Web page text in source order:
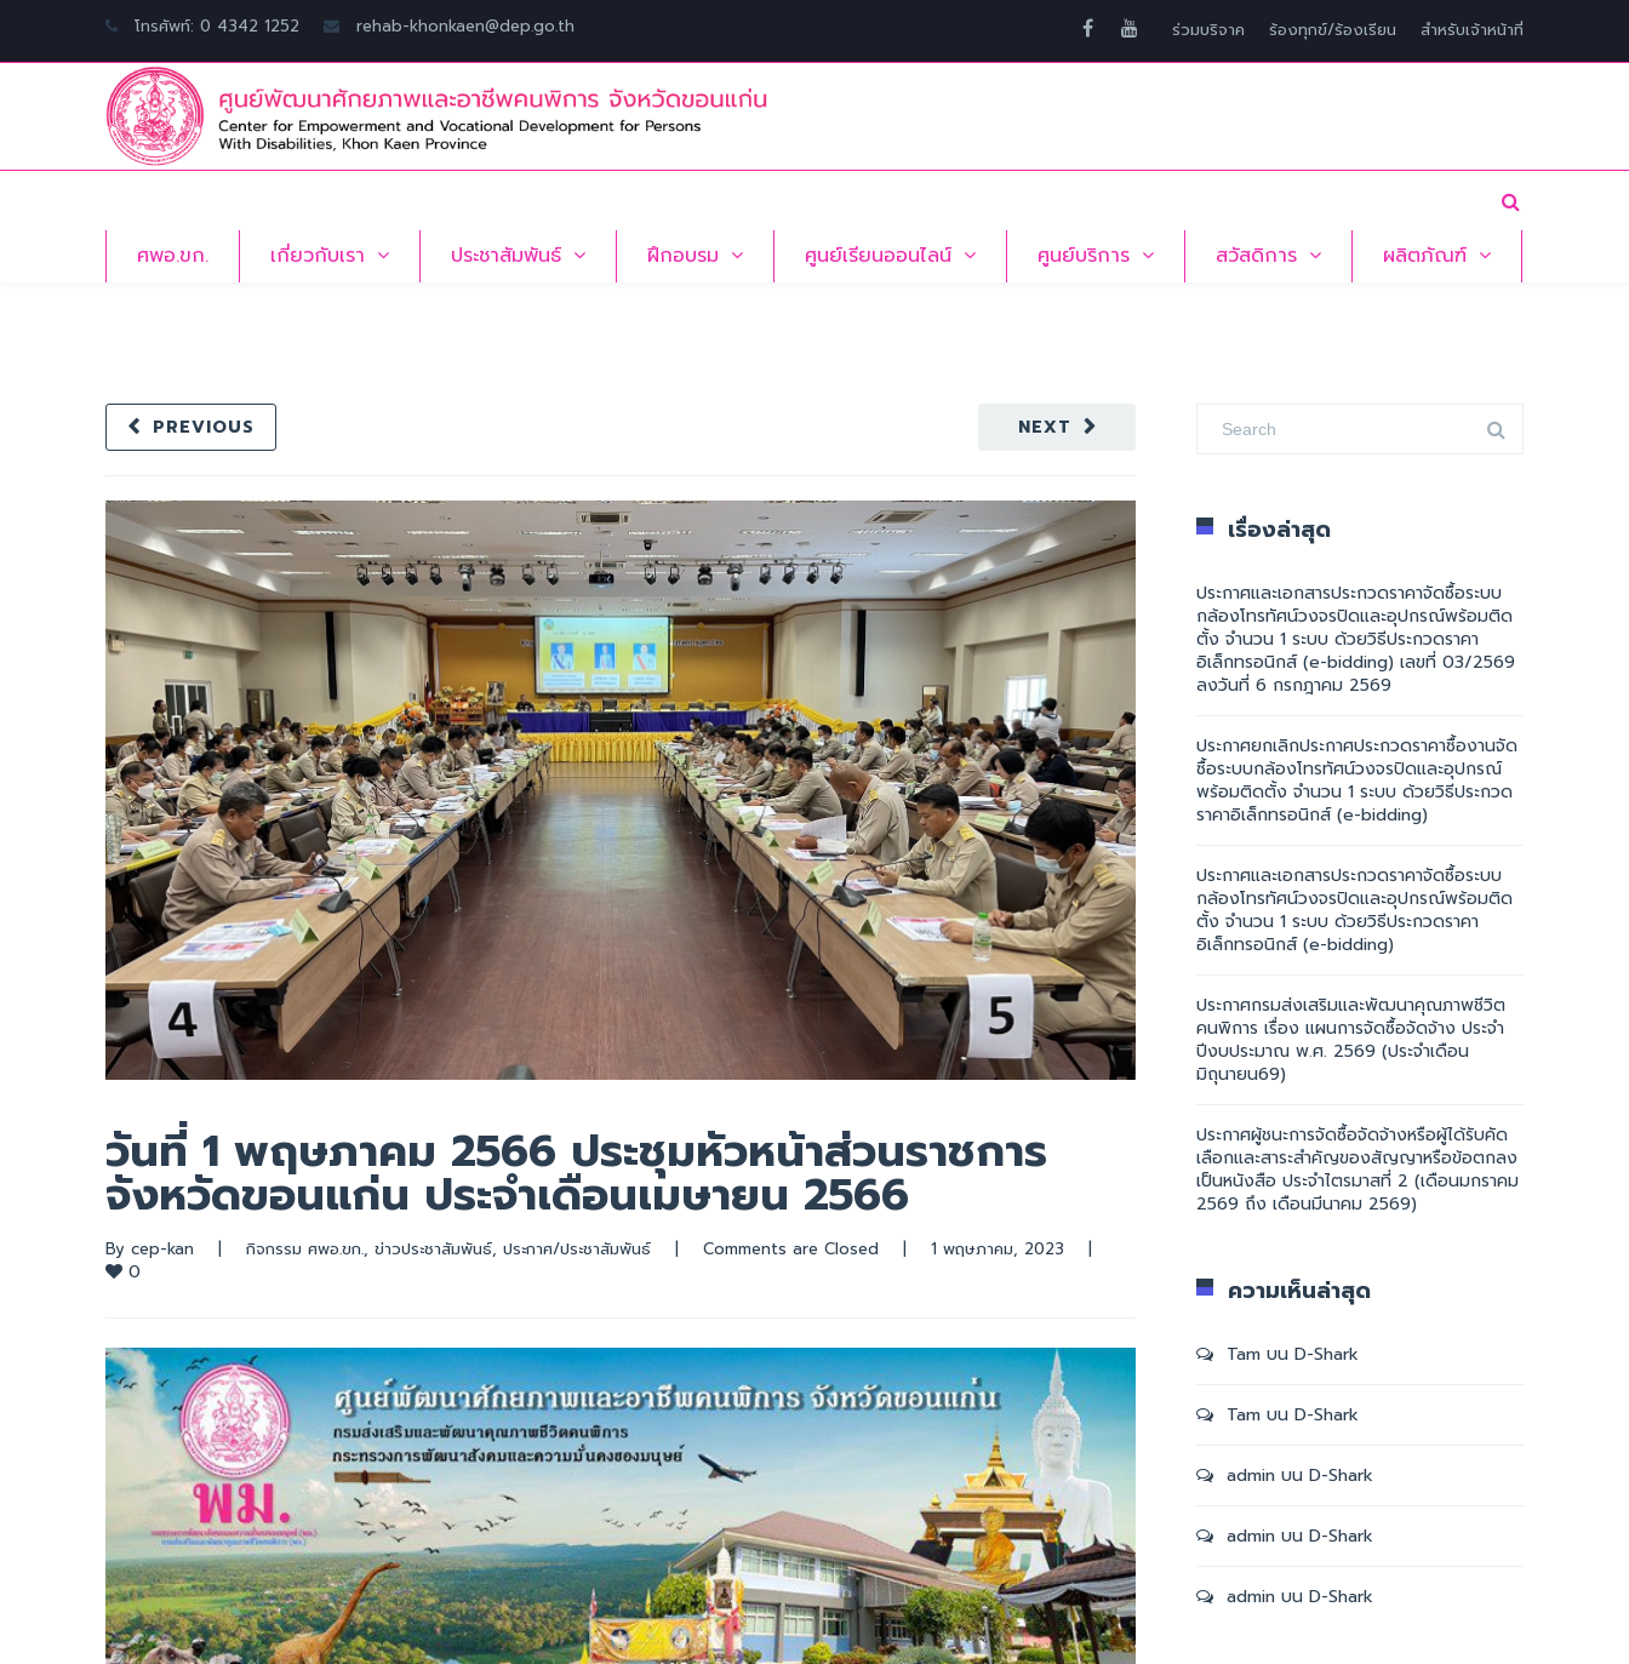
โทรศัพท์: 0 4342 1252 rehab-khonkaen@dep.go.th ร่วมบริจาค ร้องทุกข์/ร้องเรียน สำหรับเจ้าหน้าที่
ศพอ.ขก. เกี่ยวกับเรา ประชาสัมพันธ์ ฝึกอบรม ศูนย์เรียนออนไลน์ ศูนย์บริการ สวัสดิการ ผลิตภัณฑ์
NEXT
PREVIOUS
วันที่ 1 พฤษภาคม 2566 ประชุมหัวหน้าส่วนราชการ
จังหวัดขอนแก่น ประจำเดือนเมษายน 2566
By cep-kan | กิจกรรม ศพอ.ขก., ข่าวประชาสัมพันธ์, ประกาศ/ประชาสัมพันธ์ | Comments are Closed | 1 พฤษภาคม, 2023 |
0
เรื่องล่าสุด
ประกาศและเอกสารประกวดราคาจัดซื้อระบบ
กล้องโทรทัศน์วงจรปิดและอุปกรณ์พร้อมติด
ตั้ง จำนวน 1 ระบบ ด้วยวิธีประกวดราคา
อิเล็กทรอนิกส์ (e-bidding) เลขที่ 03/2569
ลงวันที่ 6 กรกฎาคม 2569
ประกาศยกเลิกประกาศประกวดราคาซื้องานจัด
ซื้อระบบกล้องโทรทัศน์วงจรปิดและอุปกรณ์
พร้อมติดตั้ง จำนวน 1 ระบบ ด้วยวิธีประกวด
ราคาอิเล็กทรอนิกส์ (e-bidding)
ประกาศและเอกสารประกวดราคาจัดซื้อระบบ
กล้องโทรทัศน์วงจรปิดและอุปกรณ์พร้อมติด
ตั้ง จำนวน 1 ระบบ ด้วยวิธีประกวดราคา
อิเล็กทรอนิกส์ (e-bidding)
ประกาศกรมส่งเสริมและพัฒนาคุณภาพชีวิต
คนพิการ เรื่อง แผนการจัดซื้อจัดจ้าง ประจำ
ปีงบประมาณ พ.ศ. 2569 (ประจำเดือน
มิถุนายน69)
ประกาศผู้ชนะการจัดซื้อจัดจ้างหรือผู้ได้รับคัด
เลือกและสาระสำคัญของสัญญาหรือข้อตกลง
เป็นหนังสือ ประจำไตรมาสที่ 2 (เดือนมกราคม
2569 ถึง เดือนมีนาคม 2569)
ความเห็นล่าสุด
Tam บน D-Shark
Tam บน D-Shark
admin บน D-Shark
admin บน D-Shark
admin บน D-Shark